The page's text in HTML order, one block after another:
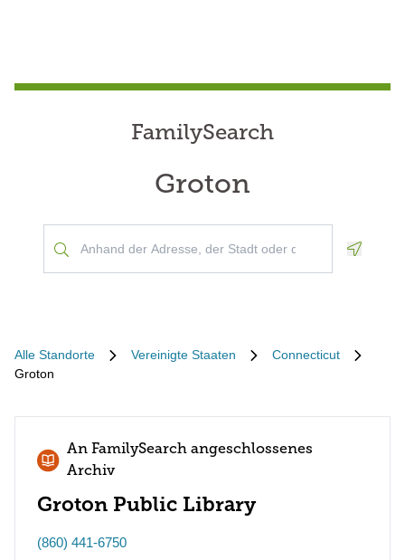
FamilySearch
Groton
Alle Standorte Vereinigte Staaten
Connecticut
Groton
An FamilySearch angeschlossenes
Archiv
Groton Public Library
(860) 441-6750